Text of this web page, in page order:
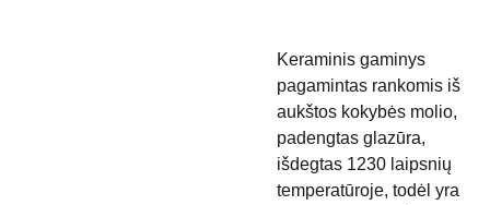
Keraminis gaminys
pagamintas rankomis iš
aukštos kokybės molio,
padengtas glazūra,
išdegtas 1230 laipsnių
temperatūroje, todėl yra